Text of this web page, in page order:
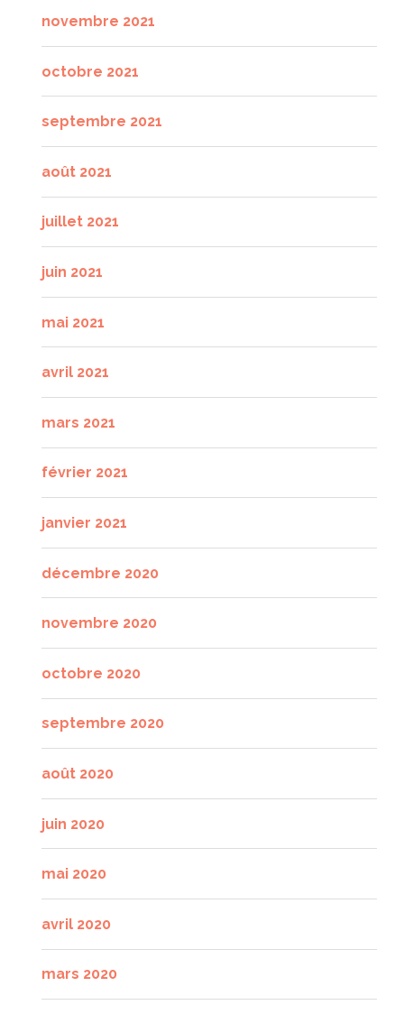
novembre 2021
octobre 2021
septembre 2021
août 2021
juillet 2021
juin 2021
mai 2021
avril 2021
mars 2021
février 2021
janvier 2021
décembre 2020
novembre 2020
octobre 2020
septembre 2020
août 2020
juin 2020
mai 2020
avril 2020
mars 2020